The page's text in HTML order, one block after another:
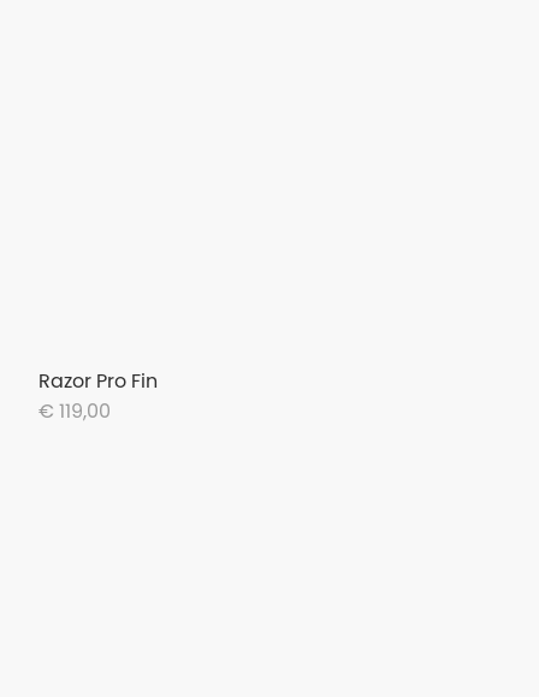
Razor Pro Fin
€ 119,00